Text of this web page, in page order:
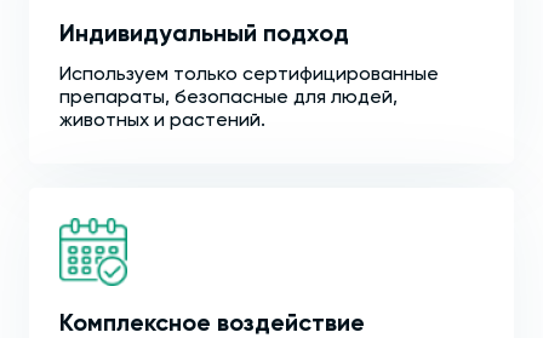
Индивидуальный подход
Используем только сертифицированные
препараты, безопасные для людей,
животных и растений.
Комплексное воздействие